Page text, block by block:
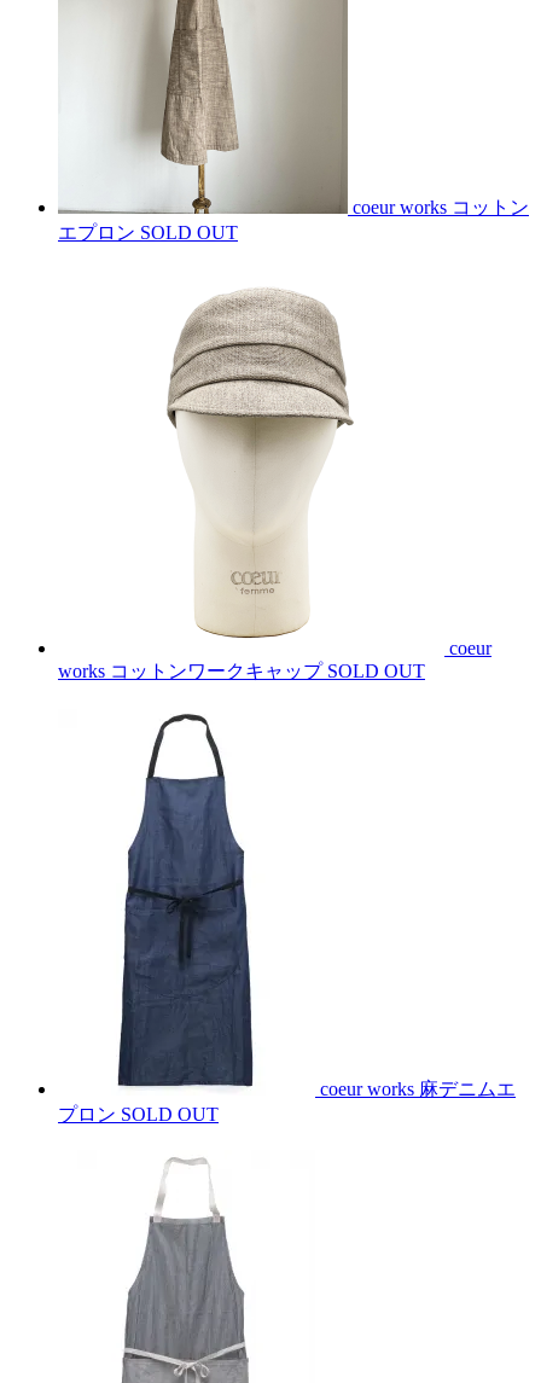
coeur works コットン
エプロン SOLD OUT
coeur
works コットンワークキャップ SOLD OUT
coeur works 麻デニムエ
プロン SOLD OUT